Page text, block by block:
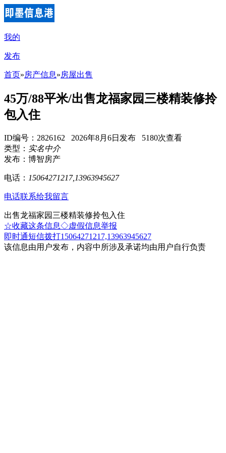
我的
发布
首页»房产信息»房屋出售
45万/88平米/出售龙福家园三楼精装修拎
包入住
ID编号：2826162 2026年8月6日发布 5180次查看
类型： 实名中介
发布：博智房产
电话： 15064271217,13963945627
电话联系给我留言
出售龙福家园三楼精装修拎包入住
☆收藏这条信息◇虚假信息举报
即时通短信拨打15064271217,13963945627
该信息由用户发布，内容中所涉及承诺均由用户自行负责